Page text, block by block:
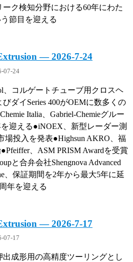
ーク検知分野における60年にわた
節目を迎える
— 2026-7-24
07-24
、コルゲートチューブ用クロスヘ
びダイSeries 400がOEMに数多くの
Italia、Gabriel-Chemieグルー
迎える●iNOEX、新型レーダー測
場投入を発表●Highsun AKRO、福
、ASM PRISM Awardを受賞
と合弁会社Shengnova Advanced
、保証期間を2年から最大5年に延
年を迎える
— 2026-7-17
07-17
出成形用の高精度ツーリングとし